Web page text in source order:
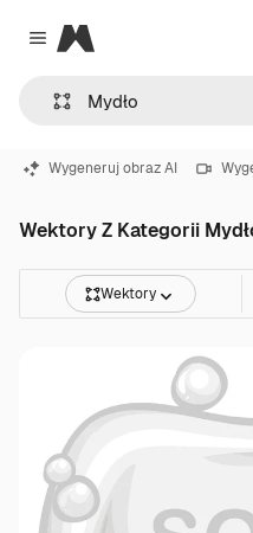
Close menu
Magnific
Wygeneruj obraz AI
Wektory Z Kategorii
Wektory